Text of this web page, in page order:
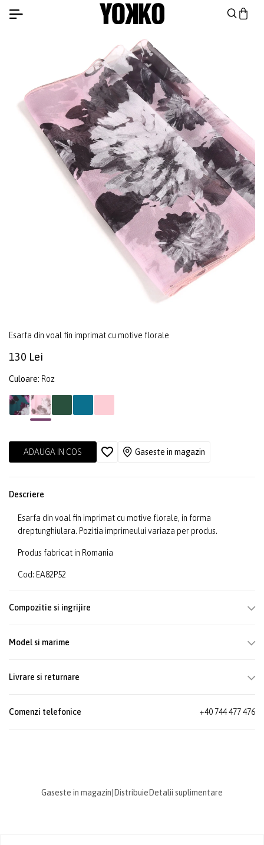
Esarfa din voal fin imprimat cu motive florale
130 Lei
Culoare: Roz
ADAUGA IN COS Gaseste in magazin
Descriere
Esarfa din voal fin imprimat cu motive florale, in forma
dreptunghiulara. Pozitia imprimeului variaza per produs.
Produs fabricat in Romania
Cod: EA82P52
Compozitie si ingrijire
Model si marime
Livrare si returnare
Comenzi telefonice +40 744 477 476
Gaseste in magazin Distribuie Detalii suplimentare